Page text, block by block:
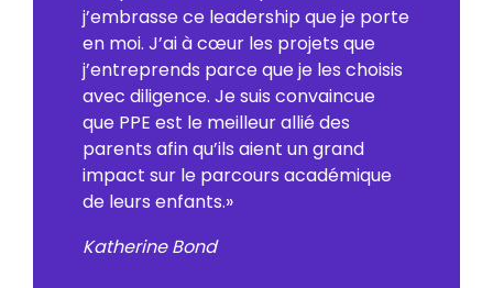
j’embrasse ce leadership que je porte
en moi. J’ai à cœur les projets que
j’entreprends parce que je les choisis
avec diligence. Je suis convaincue
que PPE est le meilleur allié des
parents afin qu’ils aient un grand
impact sur le parcours académique
de leurs enfants.»
Katherine Bond